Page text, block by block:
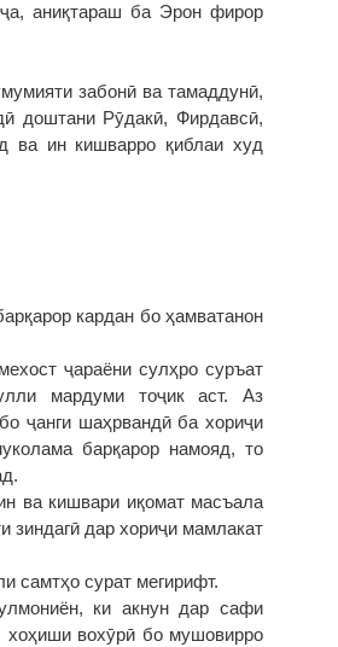
аниқтараш ба Эрон фирор
забонӣ ва тамаддунӣ,
доштани Рӯдакӣ, Фирдавсӣ,
ва ин кишварро қиблаи худ
кардан бо ҳамватанон
ҷараёни сулҳро суръат
мардуми тоҷик аст. Аз
ҷанги шаҳрвандӣ ба хориҷи
барқарор намояд, то
ва кишвари иқомат масъала
зиндагӣ дар хориҷи мамлакат
самтҳо сурат мегирифт.
ки акнун дар сафи
хоҳиши вохӯрӣ бо мушовирро